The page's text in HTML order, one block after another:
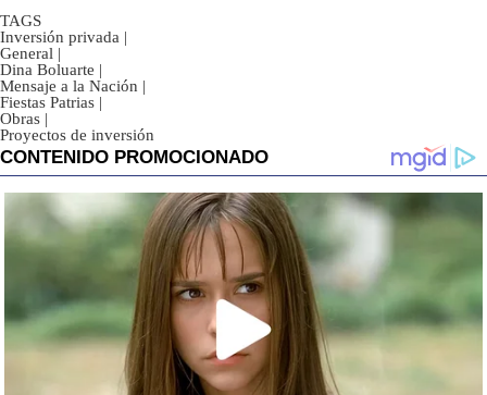
TAGS
Inversión privada |
General |
Dina Boluarte |
Mensaje a la Nación |
Fiestas Patrias |
Obras |
Proyectos de inversión